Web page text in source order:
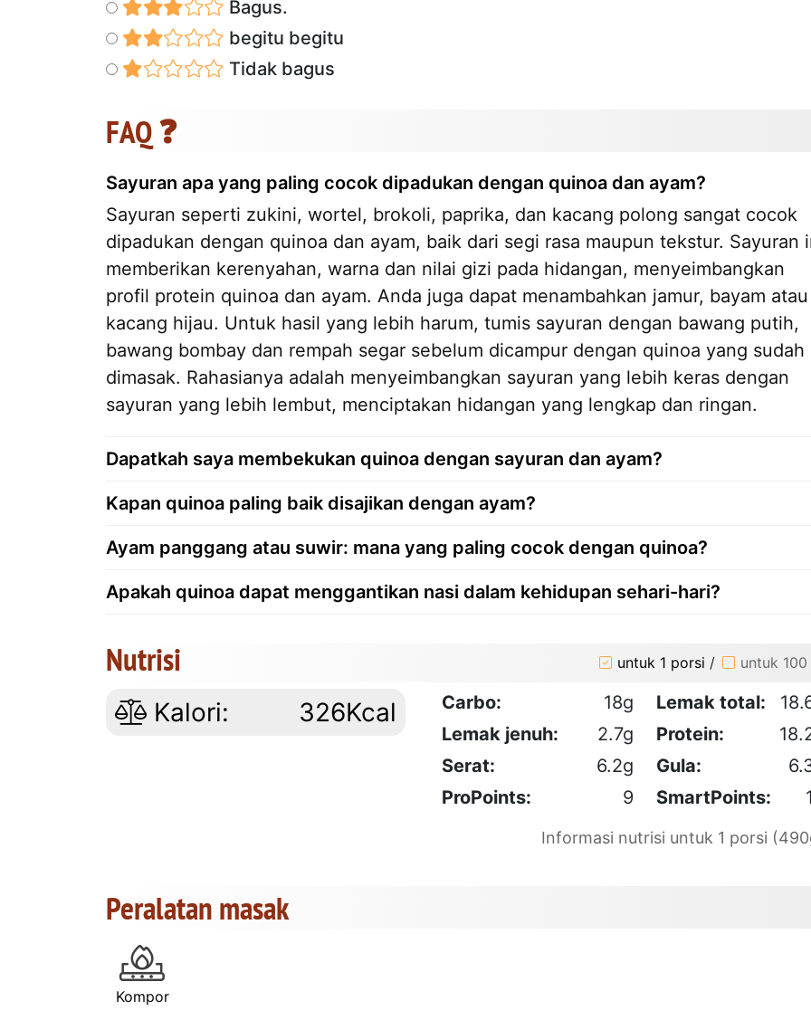
Bagus.
begitu begitu
Tidak bagus
FAQ ❓
Sayuran apa yang paling cocok dipadukan dengan quinoa dan ayam?
Sayuran seperti zukini, wortel, brokoli, paprika, dan kacang polong sangat cocok
dipadukan dengan quinoa dan ayam, baik dari segi rasa maupun tekstur. Sayuran
memberikan kerenyahan, warna dan nilai gizi pada hidangan, menyeimbangkan
profil protein quinoa dan ayam. Anda juga dapat menambahkan jamur, bayam atau
kacang hijau. Untuk hasil yang lebih harum, tumis sayuran dengan bawang putih,
bawang bombay dan rempah segar sebelum dicampur dengan quinoa yang sudah
dimasak. Rahasianya adalah menyeimbangkan sayuran yang lebih keras dengan
sayuran yang lebih lembut, menciptakan hidangan yang lengkap dan ringan.
Dapatkah saya membekukan quinoa dengan sayuran dan ayam?
Kapan quinoa paling baik disajikan dengan ayam?
Ayam panggang atau suwir: mana yang paling cocok dengan quinoa?
Apakah quinoa dapat menggantikan nasi dalam kehidupan sehari-hari?
Nutrisi untuk 1 porsi / untuk
Kalori: 326Kcal Carbo: 18g Lemak total:
Lemak jenuh:
2.7g Protein:
Serat:
6.2g Gula:
ProPoints:
9 SmartPoints:
Informasi nutrisi untuk 1 porsi
Peralatan masak
Kompor